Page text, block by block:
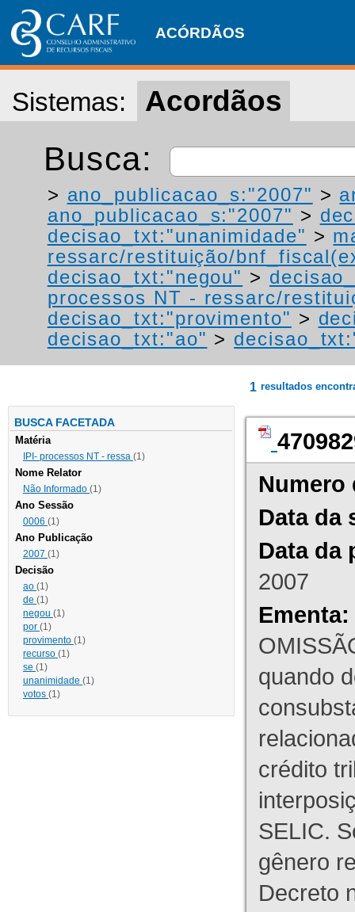
ACÓRDÃOS
Sistemas: Acordãos
Busca:
> ano_publicacao_s:"2007" >
ano_publicacao_s:"2007" >
decisao_txt:"unanimidade" >
ressarc/restituição/
decisao_txt:"negou" >
processos NT - ressarc/
decisao_txt:"provimento" >
decisao_txt:"ao" >
BUSCA FACETADA
Matéria
IPI- processos NT - ressa (1)
Nome Relator
Não Informado (1)
Ano Sessão
0006 (1)
Ano Publicação
2007 (1)
Decisão
ao (1)
de (1)
negou (1)
por (1)
provimento (1)
recurso (1)
se (1)
unanimidade (1)
votos (1)
1 resultados
Numero
Data da
Data da
2007
Ementa:
quando
crédito
SELIC.
gênero
Decreto